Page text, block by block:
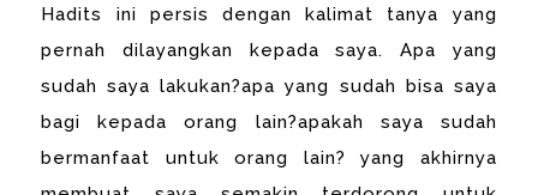
Hadits ini persis dengan kalimat tanya yang
pernah dilayangkan kepada saya. Apa yang
sudah saya lakukan?apa yang sudah bisa saya
bagi kepada orang lain?apakah saya sudah
bermanfaat untuk orang lain? yang akhirnya